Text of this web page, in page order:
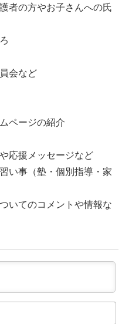
者の方やお子さんへの氏
会など
ページの紹介
応援メッセージなど
い事（塾・個別指導・家
いてのコメントや情報な